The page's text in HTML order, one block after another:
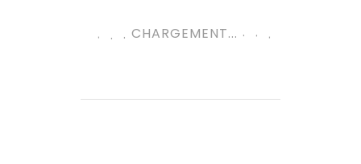
. . . CHARGEMENT... . . .